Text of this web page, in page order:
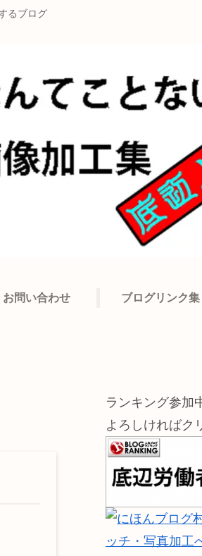
るブログ
お問い合わせ ブログリンク集
ランキング参加
よろしければク